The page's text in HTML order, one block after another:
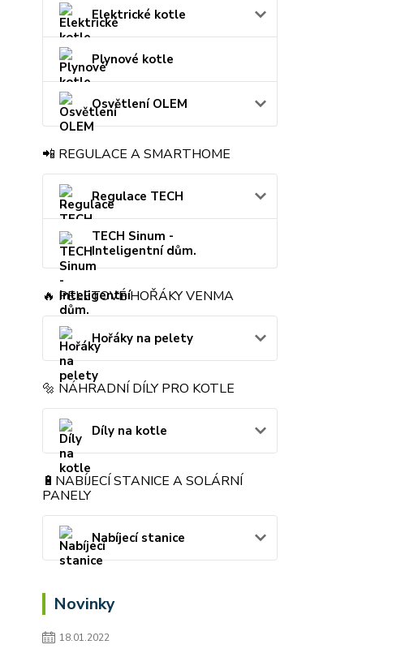
Elektrické kotle
Plynové kotle
Osvětlení OLEM
📲 REGULACE A SMARTHOME
Regulace TECH
TECH Sinum -
Inteligentní dům.
🔥 PELETOVÉ HOŘÁKY VENMA
Hořáky na pelety
🔩 NÁHRADNÍ DÍLY PRO KOTLE
Díly na kotle
🔋NABÍJECÍ STANICE A SOLÁRNÍ
PANELY
Nabíjecí stanice
Novinky
18.01.2022